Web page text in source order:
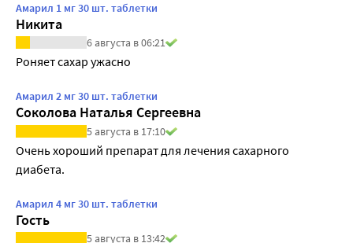
Амарил 1 мг 30 шт. таблетки
Никита
6 августа в 06:21
Роняет сахар ужасно
Амарил 2 мг 30 шт. таблетки
Соколова Наталья Сергеевна
5 августа в 17:10
Очень хороший препарат для лечения сахарного
диабета.
Амарил 4 мг 30 шт. таблетки
Гость
5 августа в 13:42